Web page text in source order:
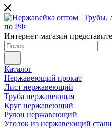
Интернет-магазин
Каталог
Нержавеющий прокат
Лист нержавеющий
Труба нержавеющая
Круг нержавеющий
Рулон нержавеющий
Уголок из нержавеющий стали